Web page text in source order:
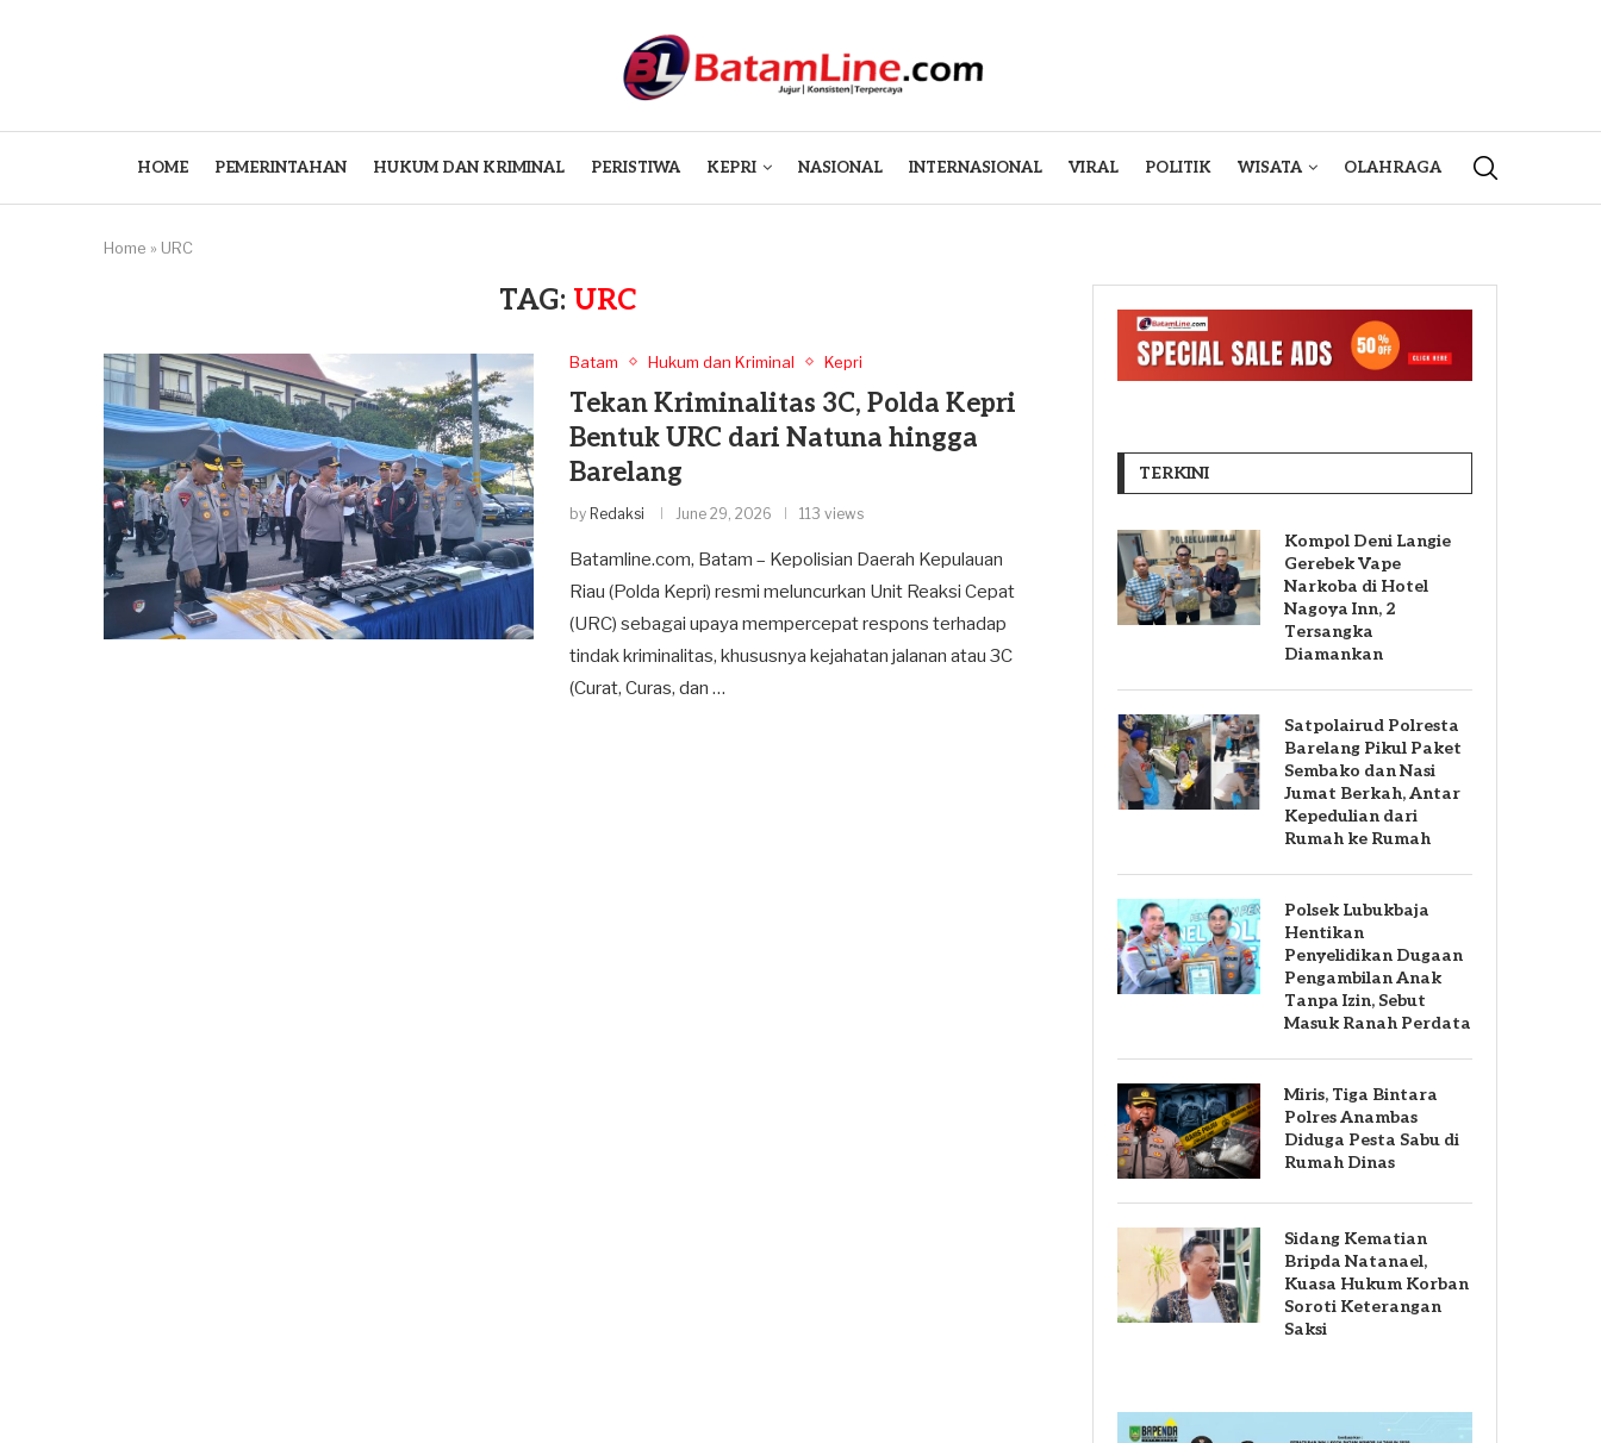
HOME PEMERINTAHAN HUKUM DAN KRIMINAL PERISTIWA KEPRI NASIONAL INTERNASIONAL VIRAL POLITIK WISATA OLAHRAGA
Home » URC
TAG: URC
Batam Hukum dan Kriminal Kepri
Tekan Kriminalitas 3C, Polda Kepri
Bentuk URC dari Natuna hingga
Barelang
by Redaksi June 29, 2026 113 views
Batamline.com, Batam – Kepolisian Daerah Kepulauan
Riau (Polda Kepri) resmi meluncurkan Unit Reaksi Cepat
(URC) sebagai upaya mempercepat respons terhadap
tindak kriminalitas, khususnya kejahatan jalanan atau 3C
(Curat, Curas, dan …
TERKINI
Kompol Deni Langie
Gerebek Vape
Narkoba di Hotel
Nagoya Inn, 2
Tersangka
Diamankan
Satpolairud Polresta
Barelang Pikul Paket
Sembako dan Nasi
Jumat Berkah, Antar
Kepedulian dari
Rumah ke Rumah
Polsek Lubukbaja
Hentikan
Penyelidikan Dugaan
Pengambilan Anak
Tanpa Izin, Sebut
Masuk Ranah Perdata
Miris, Tiga Bintara
Polres Anambas
Diduga Pesta Sabu di
Rumah Dinas
Sidang Kematian
Bripda Natanael,
Kuasa Hukum Korban
Soroti Keterangan
Saksi